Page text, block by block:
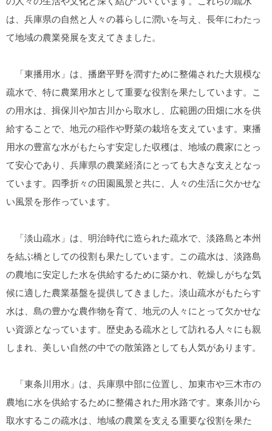
は、兵庫県の自然と人々の暮らしに潤いを与え、長年にわたっ
て地域の農業発展を支えてきました。
「東播用水」は、播磨平野を潤すために整備された大規模な
疏水で、特に農業用水として重要な役割を果たしています。こ
の用水は、揖保川や加古川から取水し、広範囲の田畑に水を供
給することで、地元の稲作や野菜の栽培を支えています。東播
用水の豊富な水がもたらす安定した収穫は、地域の農家にとっ
て安心であり、兵庫県の農業経済にとっても大きな支えとなっ
ています。四季折々の田園風景と共に、人々の生活に欠かせな
い風景を形作っています。
「淡山疏水」は、明治時代に造られた疏水で、淡路島と本州
を結ぶ橋としての役割も果たしています。この疏水は、淡路島
の農地に安定した水を供給するために築かれ、乾燥しがちな気
候に適した農業基盤を提供してきました。淡山疏水がもたらす
水は、島の豊かな農作物を育て、地元の人々にとって欠かせな
い資源となっています。歴史ある疏水として訪れる人々にも親
しまれ、美しい自然の中での散策路としても人気があります。
「東条川用水」は、兵庫県中部に位置し、加東市や三木市の
農地に水を供給するために整備された用水路です。東条川から
取水するこの疏水は、地域の農業を支える重要な役割を果た